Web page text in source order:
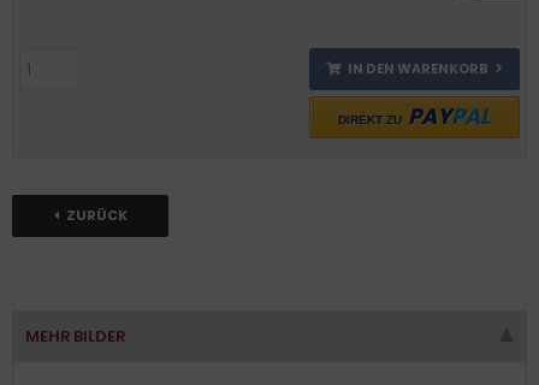
IN DEN WARENKORB
DIREKT ZU PAYPAL
ZURÜCK
MEHR BILDER